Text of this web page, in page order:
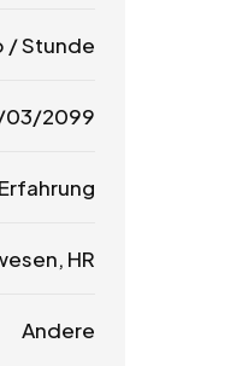
/ Stunde
03/2099
HR
Andere